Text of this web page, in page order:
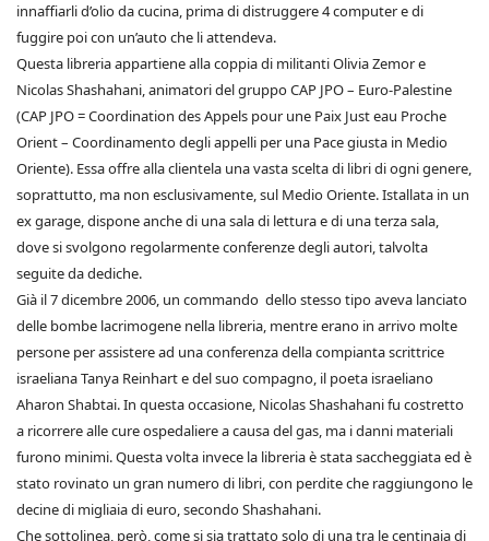
innaffiarli d’olio da cucina, prima di distruggere 4 computer e di
fuggire poi con un’auto che li attendeva.
Questa libreria appartiene alla coppia di militanti Olivia Zemor e
Nicolas Shashahani, animatori del gruppo CAP JPO – Euro-Palestine
(CAP JPO = Coordination des Appels pour une Paix Just eau Proche
Orient – Coordinamento degli appelli per una Pace giusta in Medio
Oriente). Essa offre alla clientela una vasta scelta di libri di ogni genere,
soprattutto, ma non esclusivamente, sul Medio Oriente. Istallata in un
ex garage, dispone anche di una sala di lettura e di una terza sala,
dove si svolgono regolarmente conferenze degli autori, talvolta
seguite da dediche.
Già il 7 dicembre 2006, un commando dello stesso tipo aveva lanciato
delle bombe lacrimogene nella libreria, mentre erano in arrivo molte
persone per assistere ad una conferenza della compianta scrittrice
israeliana Tanya Reinhart e del suo compagno, il poeta israeliano
Aharon Shabtai. In questa occasione, Nicolas Shashahani fu costretto
a ricorrere alle cure ospedaliere a causa del gas, ma i danni materiali
furono minimi. Questa volta invece la libreria è stata saccheggiata ed è
stato rovinato un gran numero di libri, con perdite che raggiungono le
decine di migliaia di euro, secondo Shashahani.
Che sottolinea, però, come si sia trattato solo di una tra le centinaia di